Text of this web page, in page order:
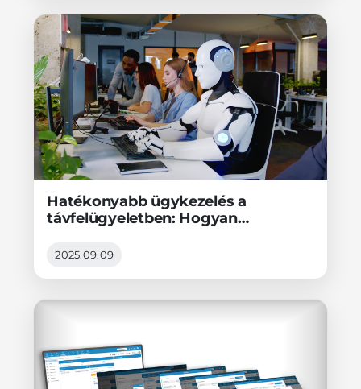
Hatékonyabb ügykezelés a
távfelügyeletben: Hogyan
kapacitása, avagy mire képes a
2025.09.09